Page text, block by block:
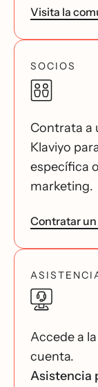
Visita la
SOCIOS
Contrata a
Klaviyo
específica
marketing.
Contratar un
Accede a
cuenta.
Asistencia